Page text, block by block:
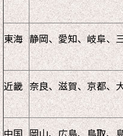
東海 静岡、愛知、岐阜、
近畿 奈良、滋賀、京都、